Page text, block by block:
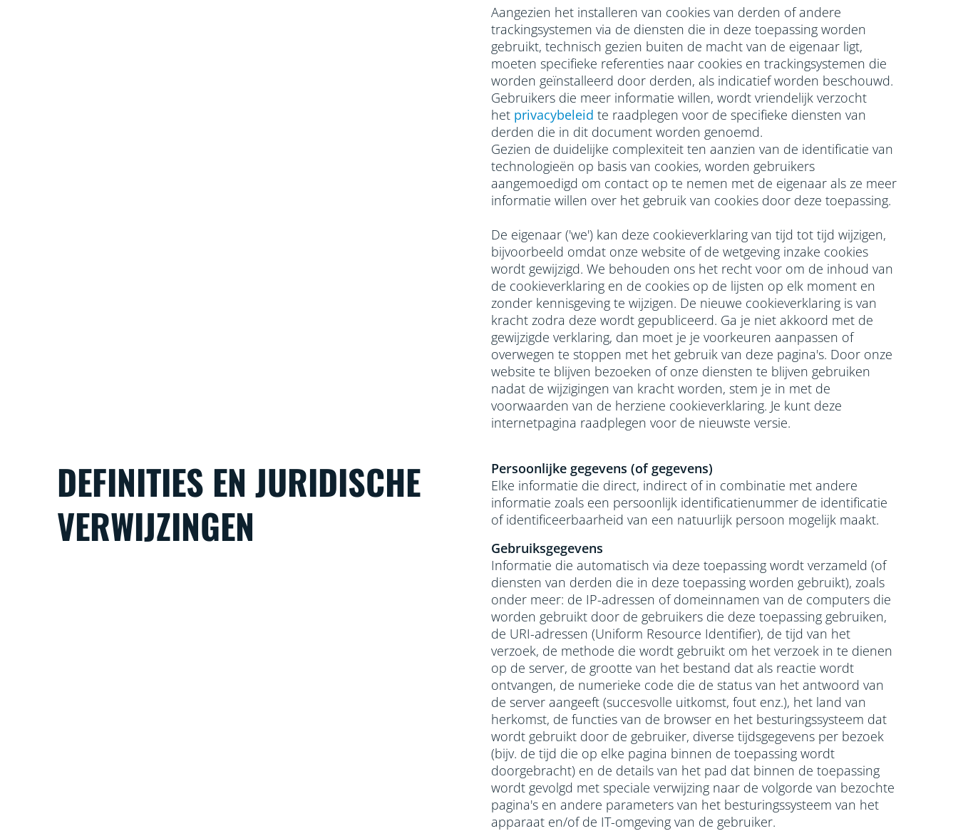
Aangezien het installeren van cookies van derden of andere
trackingsystemen via de diensten die in deze toepassing worden
gebruikt, technisch gezien buiten de macht van de eigenaar ligt,
moeten specifieke referenties naar cookies en trackingsystemen die
worden geïnstalleerd door derden, als indicatief worden beschouwd.
Gebruikers die meer informatie willen, wordt vriendelijk verzocht
het privacybeleid te raadplegen voor de specifieke diensten van
derden die in dit document worden genoemd.
Gezien de duidelijke complexiteit ten aanzien van de identificatie van
technologieën op basis van cookies, worden gebruikers
aangemoedigd om contact op te nemen met de eigenaar als ze meer
informatie willen over het gebruik van cookies door deze toepassing.
De eigenaar ('we') kan deze cookieverklaring van tijd tot tijd wijzigen,
bijvoorbeeld omdat onze website of de wetgeving inzake cookies
wordt gewijzigd. We behouden ons het recht voor om de inhoud van
de cookieverklaring en de cookies op de lijsten op elk moment en
zonder kennisgeving te wijzigen. De nieuwe cookieverklaring is van
kracht zodra deze wordt gepubliceerd. Ga je niet akkoord met de
gewijzigde verklaring, dan moet je je voorkeuren aanpassen of
overwegen te stoppen met het gebruik van deze pagina's. Door onze
website te blijven bezoeken of onze diensten te blijven gebruiken
nadat de wijzigingen van kracht worden, stem je in met de
voorwaarden van de herziene cookieverklaring. Je kunt deze
internetpagina raadplegen voor de nieuwste versie.
DEFINITIES EN JURIDISCHE
VERWIJZINGEN
Persoonlijke gegevens (of gegevens)
Elke informatie die direct, indirect of in combinatie met andere
informatie zoals een persoonlijk identificatienummer de identificatie
of identificeerbaarheid van een natuurlijk persoon mogelijk maakt.
Gebruiksgegevens
Informatie die automatisch via deze toepassing wordt verzameld (of
diensten van derden die in deze toepassing worden gebruikt), zoals
onder meer: de IP-adressen of domeinnamen van de computers die
worden gebruikt door de gebruikers die deze toepassing gebruiken,
de URI-adressen (Uniform Resource Identifier), de tijd van het
verzoek, de methode die wordt gebruikt om het verzoek in te dienen
op de server, de grootte van het bestand dat als reactie wordt
ontvangen, de numerieke code die de status van het antwoord van
de server aangeeft (succesvolle uitkomst, fout enz.), het land van
herkomst, de functies van de browser en het besturingssysteem dat
wordt gebruikt door de gebruiker, diverse tijdsgegevens per bezoek
(bijv. de tijd die op elke pagina binnen de toepassing wordt
doorgebracht) en de details van het pad dat binnen de toepassing
wordt gevolgd met speciale verwijzing naar de volgorde van bezochte
pagina's en andere parameters van het besturingssysteem van het
apparaat en/of de IT-omgeving van de gebruiker.